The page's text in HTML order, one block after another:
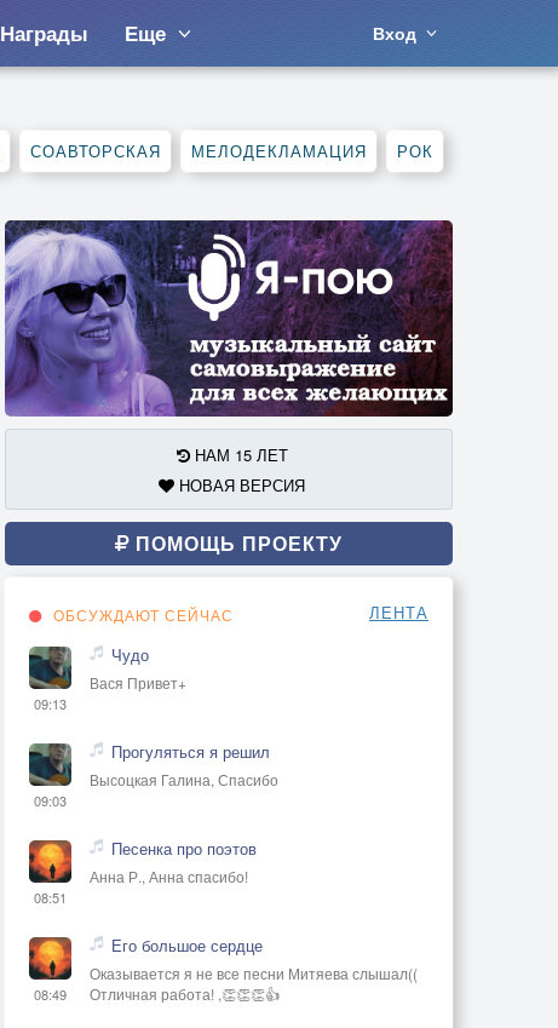
Награды Еще Вход
СОАВТОРСКАЯ МЕЛОДЕКЛАМАЦИЯ РОК
НАМ 15 ЛЕТ
НОВАЯ ВЕРСИЯ
ПОМОЩЬ ПРОЕКТУ
ОБСУЖДАЮТ СЕЙЧАС ЛЕНТА
09:13
Чудо
Вася Привет+
09:03
Прогуляться я решил
Высоцкая Галина, Спасибо
08:51
Песенка про поэтов
Анна Р., Анна спасибо!
08:49
Его большое сердце
Оказывается я не все песни Митяева слышал((
Отличная работа! ,👏👏👏👍